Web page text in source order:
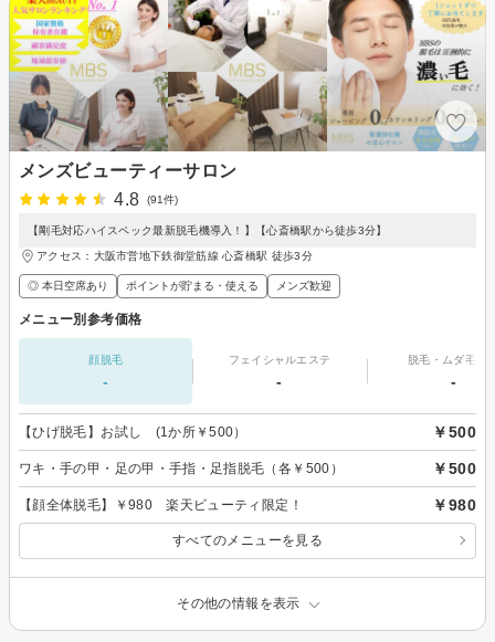
メンズビューティーサロン
4.8
(91件)
【剛毛対応ハイスペック最新脱毛機導入！】【心斎橋駅から徒歩3分】
アクセス：大阪市営地下鉄御堂筋線 心斎橋駅 徒歩3分
◎ 本日空席あり ポイントが貯まる・使える メンズ歓迎
メニュー別参考価格
顔脱毛
-
フェイシャルエステ
-
脱毛・ムダ毛処
-
【ひげ脱毛】お試し (1か所￥500） ￥500
ワキ・手の甲・足の甲・手指・足指脱毛（各￥500） ￥500
【顔全体脱毛】￥980 楽天ビューティ限定！ ￥980
すべてのメニューを見る
その他の情報を表示